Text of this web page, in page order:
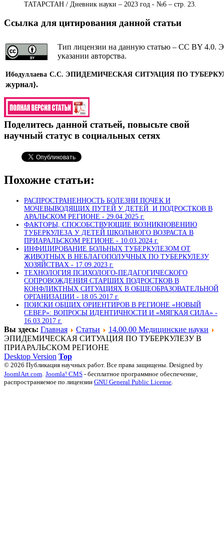
ТАТАРСТАН / Дневник науки – 2023 год - №6 – стр. 23.
Ссылка для цитирования данной статьи
Тип лицензии на данную статью – CC BY 4.0.
указании авторства.
Ибодуллаева С.С. ЭПИДЕМИЧЕСКАЯ СИТУАЦИЯ ПО
журнал}.
Поделитесь данной статьей, повысьте свой
научный статус в социальных сетях
Похожие статьи:
РАСПРОСТРАНЕННОСТЬ БОЛЕЗНИ ПОЧЕК И
МОЧЕВЫВОДЯЩИХ ПУТЕЙ У ДЕТЕЙ И ПОДРОСТКОВ В
АРАЛЬСКОМ РЕГИОНЕ - 29.04.2025 г.
ФАКТОРЫ, СПОСОБСТВУЮЩИЕ ВОЗНИКНОВЕНИЮ
ТУБЕРКУЛЕЗА У ДЕТЕЙ ШКОЛЬНОГО ВОЗРАСТА В
ПРИАРАЛЬСКОМ РЕГИОНЕ - 10.03.2024 г.
ИНФИЦИРОВАНИЕ БОЛЬНЫХ ТУБЕРКУЛЕЗОМ ОТ
ЖИВОТНЫХ В НЕБЛАГОПОЛУЧНЫХ ПО ТУБЕРКУЛЕЗУ
ХОЗЯЙСТВАХ - 17.09.2023 г.
ТЕХНОЛОГИЯ ПСИХОЛОГО-ПЕДАГОГИЧЕСКОГО
СОПРОВОЖДЕНИЯ СТАРШИХ ПОДРОСТКОВ В
КОНФЛИКТНЫХ СИТУАЦИЯХ В ОБЩЕОБРАЗОВАТЕЛЬНОЙ
ОРГАНИЗАЦИИ - 18.05.2017 г.
ПОИСКИ ОБЩИХ ОРИЕНТИРОВ В РЕГИОНЕ «НОВЫЙ
СЕВЕР»: ВОПРОСЫ ИДЕНТИЧНОСТИ И «МЯГКАЯ СИЛА» -
16.03.2017 г.
Вы здесь: Главная Статьи
14.00.00 Медицинские науки
ЭПИДЕМИЧЕСКАЯ СИТУАЦИЯ ПО ТУБЕРКУЛЕЗУ В
ПРИАРАЛЬСКОМ РЕГИОНЕ
Desktop Version Top
© 2026 Публикация научных работ. Все права защищены. Designed by
JoomlArt.com. Joomla! CMS - бесплатное программное обеспечение,
распространяемое по лицензии GNU General Public License.